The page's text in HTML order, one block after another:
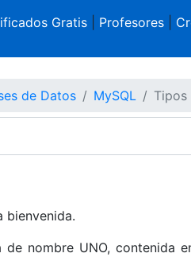
Gratis| Profesores|
de Datos MySQL Tipos
bienvenida.
nombre UNO, contenida